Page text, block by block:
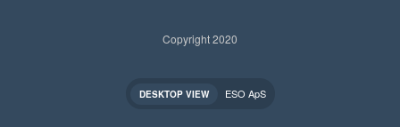
Copyright 2020
DESKTOP VIEW ESO ApS